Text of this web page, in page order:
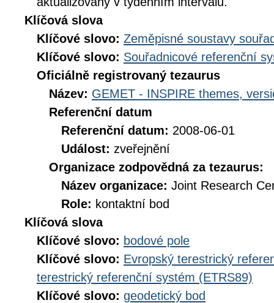
Klíčová slova
Klíčové slovo: Zeměpisné soustavy
Klíčové slovo: Souřadnicové referenční
Oficiálně registrovaný tezaurus
Název: GEMET - INSPIRE themes,
Referenční datum
Referenční datum: 2008-06-01
Událost: zveřejnění
Organizace zodpovědná za tezaurus:
Název organizace: Joint Research
Role: kontaktní bod
Klíčová slova
Klíčové slovo: bodové pole
Klíčové slovo: Evropský terestrický
terestrický referenční systém (ETRS89)
Klíčové slovo: geodetický bod